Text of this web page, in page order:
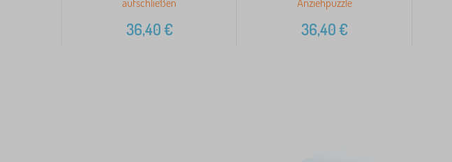
aufschließen
36,40€
Anziehpuzzle
36,40€